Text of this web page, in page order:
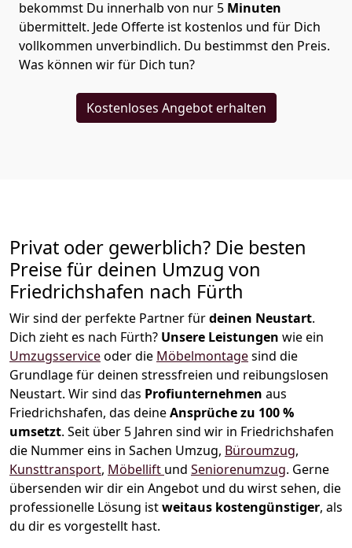
bekommst Du innerhalb von nur 5 Minuten
übermittelt. Jede Offerte ist kostenlos und für Dich
vollkommen unverbindlich. Du bestimmst den Preis.
Was können wir für Dich tun?
Kostenloses Angebot erhalten
Privat oder gewerblich? Die besten
Preise für deinen Umzug von
Friedrichshafen nach Fürth
Wir sind der perfekte Partner fürdeinen Neustart.
Dich zieht es nach Fürth? Unsere Leistungen wie ein
Umzugsserviceoder die Möbelmontagesind die
Grundlage für deinen stressfreien und reibungslosen
Neustart. Wir sind das Profiunternehmen aus
Friedrichshafen, das deineAnsprüche zu 100 %
umsetzt. Seit über 5 Jahren sind wir in Friedrichshafen
die Nummer eins in Sachen Umzug, Büroumzug,
Kunsttransport, Möbellift und Seniorenumzug. Gerne
übersenden wir dir ein Angebot und du wirst sehen, die
professionelle Lösung istweitaus kostengünstiger, als
du dir es vorgestellt hast.